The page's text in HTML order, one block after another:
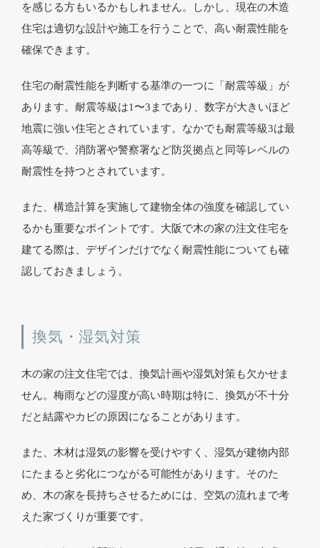
を感じる方もいるかもしれません。しかし、現在の木造
住宅は適切な設計や施工を行うことで、高い耐震性能を
確保できます。
住宅の耐震性能を判断する基準の一つに「耐震等級」が
あります。耐震等級は1〜3まであり、数字が大きいほど
地震に強い住宅とされています。なかでも耐震等級3は最
高等級で、消防署や警察署など防災拠点と同等レベルの
耐震性を持つとされています。
また、構造計算を実施して建物全体の強度を確認してい
るかも重要なポイントです。大阪で木の家の注文住宅を
建てる際は、デザインだけでなく耐震性能についても確
認しておきましょう。
換気・湿気対策
木の家の注文住宅では、換気計画や湿気対策も欠かせま
せん。梅雨などの湿度が高い時期は特に、換気が不十分
だと結露やカビの原因になることがあります。
また、木材は湿気の影響を受けやすく、湿気が建物内部
にたまると劣化につながる可能性があります。そのた
め、木の家を長持ちさせるためには、空気の流れまで考
えた家づくりが重要です。